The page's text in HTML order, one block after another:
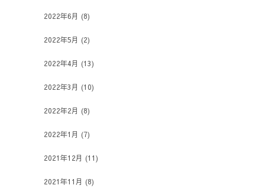
2022年6月 (8)
2022年5月 (2)
2022年4月 (13)
2022年3月 (10)
2022年2月 (8)
2022年1月 (7)
2021年12月 (11)
2021年11月 (8)